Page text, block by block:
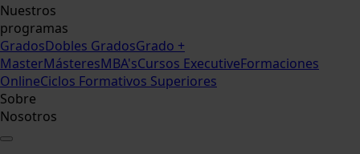
Nuestros
programas
GradosDobles GradosGrado +
MasterMásteresMBA'sCursos ExecutiveFormaciones
OnlineCiclos Formativos Superiores
Sobre
Nosotros